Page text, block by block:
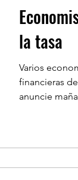
la tasa
Varios
financieras
anuncie